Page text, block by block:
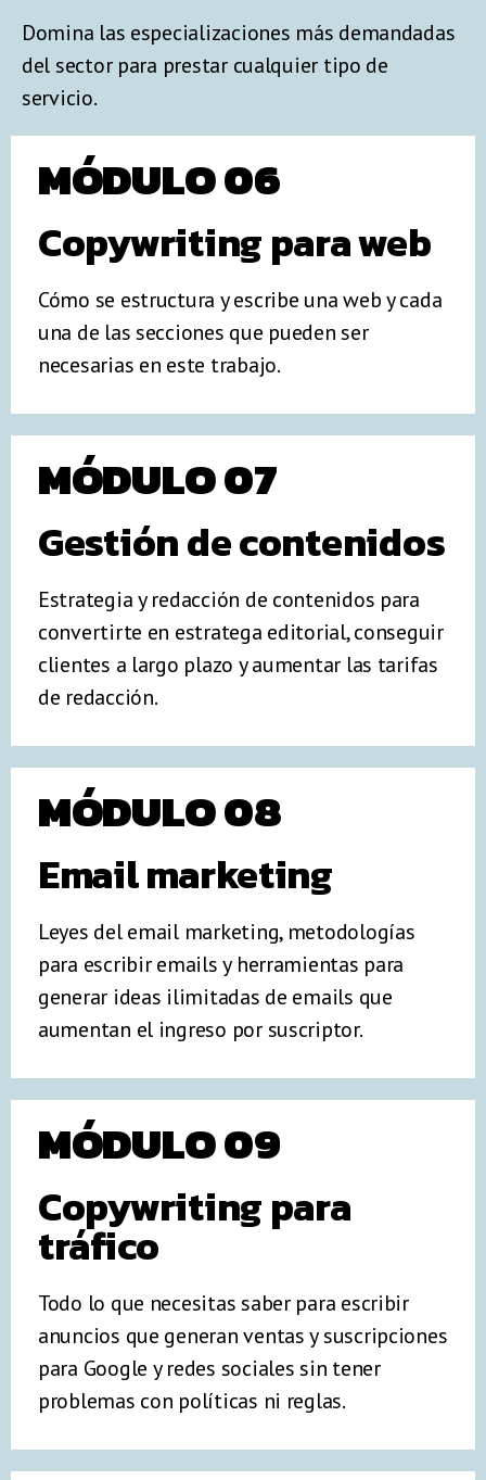
Domina las especializaciones más demandadas
del sector para prestar cualquier tipo de
servicio.
MÓDULO 06
Copywriting para web
Cómo se estructura y escribe una web y cada
una de las secciones que pueden ser
necesarias en este trabajo.
MÓDULO 07
Gestión de contenidos
Estrategia y redacción de contenidos para
convertirte en estratega editorial, conseguir
clientes a largo plazo y aumentar las tarifas
de redacción.
MÓDULO 08
Email marketing
Leyes del email marketing, metodologías
para escribir emails y herramientas para
generar ideas ilimitadas de emails que
aumentan el ingreso por suscriptor.
MÓDULO 09
Copywriting para
tráfico
Todo lo que necesitas saber para escribir
anuncios que generan ventas y suscripciones
para Google y redes sociales sin tener
problemas con políticas ni reglas.